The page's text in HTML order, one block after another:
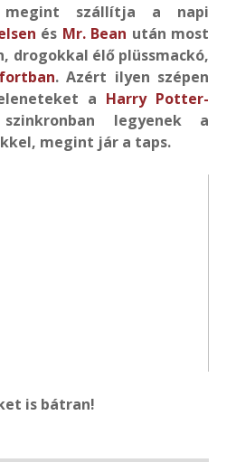
megint szállítja a napi
és Mr. Bean után most
drogokkal élő plüssmackó,
. Azért ilyen szépen
a Harry Potter-
legyenek a
megint jár a taps.
is bátran!